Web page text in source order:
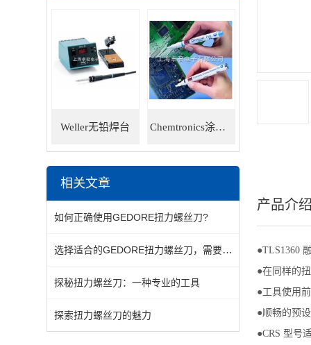
Weller无铅焊台 Chemtronics涂层笔
相关文章
如何正确使用GEDORE扭力螺丝刀?
选择适合的GEDORE扭力螺丝刀，需要综合考虑多个因素
探秘扭力螺丝刀：一种专业的工具
探索扭力螺丝刀的魅力
产品介绍
●TLS1360
●在同样的
●工具使用
●顺畅的预
●CRS 型号